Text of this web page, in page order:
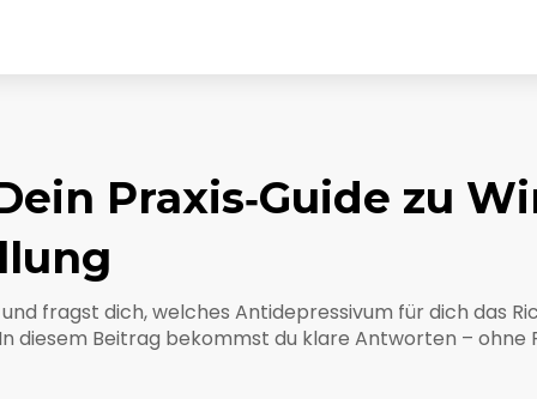
Praxis‑Guide zu
fragst dich, welches Antidepressivum für dich das
diesem Beitrag bekommst du klare Antworten – ohne